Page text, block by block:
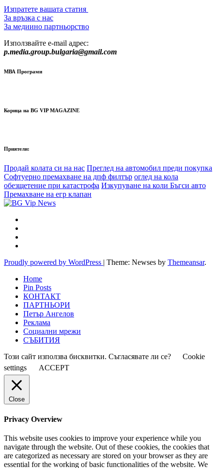
Изпратете вашата статия
За връзка с нас
За медиино партньорство
Използвайте e-mail адрес:
p.media.group.bulgaria@gmail.com
МВА Програми
Корица на BG VIP MAGAZINE
Приятели:
Продай колата си на нас Преглед на автомобил преди покупка
Софтуерно премахване на дпф филтър оглед на кола
обезщетение при катастрофа Изкупуване на коли Бъгси авто
Премахване на егр клапан
Proudly powered by WordPress Theme: Newses by Themeansar.
Home
Pin Posts
КОНТАКТ
ПАРТНЬОРИ
Петър Ангелов
Реклама
Социални мрежи
СЪБИТИЯ
Този сайт използва бисквитки. Съгласявате ли се?
Cookie
settings
ACCEPT
Close
Privacy Overview
This website uses cookies to improve your experience while you
navigate through the website. Out of these cookies, the cookies that
are categorized as necessary are stored on your browser as they are
essential for the working of basic functionalities of the website. We